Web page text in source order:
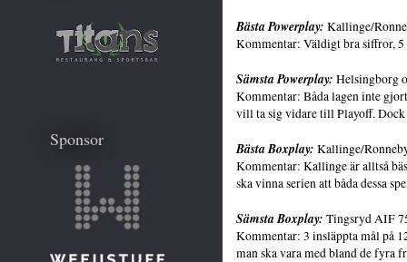
Bästa Powerplay: Kallinge/
Kommentar: Väldigt bra siffror,
Sämsta Powerplay: Helsingborg
Kommentar: Båda lagen inte
vill ta sig vidare till Playoff. Dock
Bästa Boxplay: Kallinge/
Kommentar: Kallinge är alltså
ska vinna serien att båda dessa
Sämsta Boxplay: Tingsryd AIF
Kommentar: 3 insläppta mål på
man ska vara med bland de fyra
Sponsor